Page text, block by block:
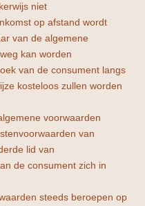
niet
op afstand wordt
van de algemene
kan worden
van de consument langs
kosteloos zullen worden
voorwaarden
van
lid van
de consument zich in
steeds beroepen op